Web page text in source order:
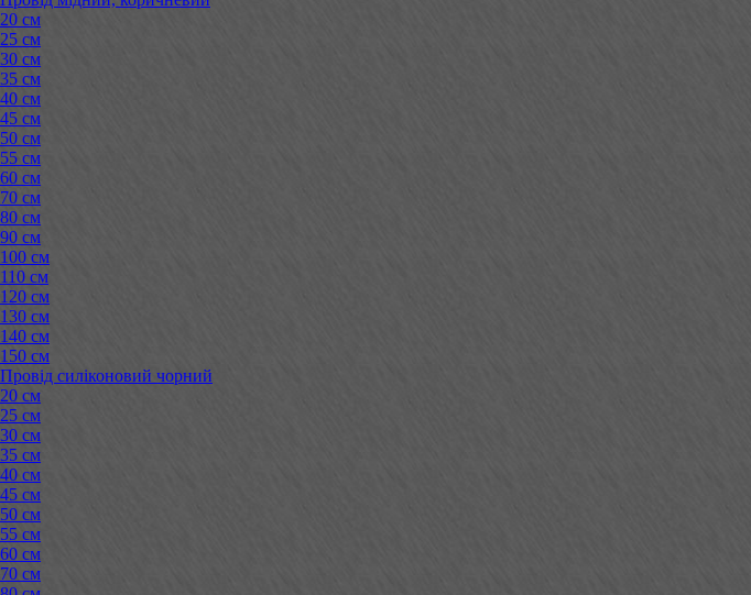
20 см
25 см
30 см
35 см
40 см
45 см
50 см
55 см
60 см
70 см
80 см
90 см
100 см
110 см
120 см
130 см
140 см
150 см
Провід силіконовий чорний
20 см
25 см
30 см
35 см
40 см
45 см
50 см
55 см
60 см
70 см